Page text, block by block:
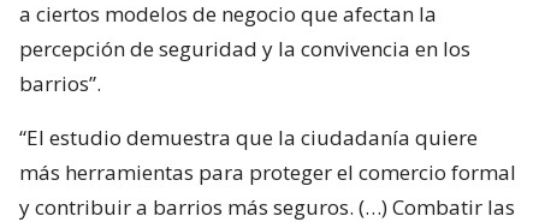
a ciertos modelos de negocio que afectan la
percepción de seguridad y la convivencia en los
barrios”.
“El estudio demuestra que la ciudadanía quiere
más herramientas para proteger el comercio formal
y contribuir a barrios más seguros. (…) Combatir las